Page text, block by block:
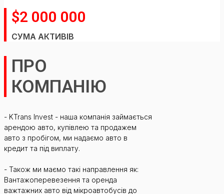
$2 000 000
СУМА АКТИВIВ
ПРО
КОМПАНIЮ
- KTrans Invest - наша компанія займається
арендою авто, купівлею та продажем
авто з пробігом, ми надаємо авто в
кредит та під виплату.
- Також ми маємо такі направлення як:
Вантажоперевезення та оренда
важтажних авто від мікроавтобусів до